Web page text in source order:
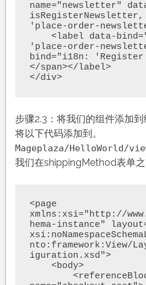
name="newsletter"
'place-order-
'place-order-
bind="i18n:
</span></label>
</div>
步骤2.3：将我们的组件添加到
将以下代码添加到。
Mageplaza/HelloWorld/
我们在shippingMethod表单之
<page
xmlns:xsi="http://
hema-instance"
nto:framework:View/
iguration.xsd">